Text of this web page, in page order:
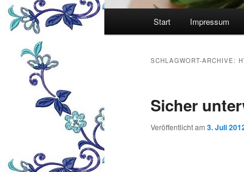
Start Impressum
SCHLAGWORT-ARCHIVE:
Sicher
Veröffentlicht am 3. Juli